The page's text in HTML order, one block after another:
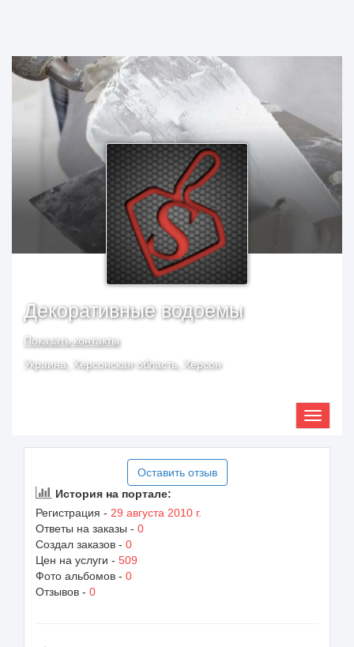
Декоративные водоемы
Показать контакты
Украина, Херсонская область, Херсон
Оставить отзыв
История на портале:
Регистрация - 29 августа 2010 г.
Ответы на заказы - 0
Создал заказов - 0
Цен на услуги - 509
Фото альбомов - 0
Отзывов - 0